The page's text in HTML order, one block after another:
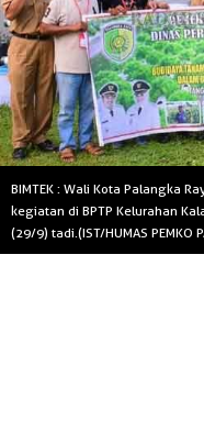
BIMTEK : Wali Kota Palangka
kegiatan di BPTP Kelurahan
(29/9) tadi.(IST/HUMAS PEMKO